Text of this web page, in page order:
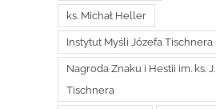
ks. Michał Heller
Instytut Myśli Józefa Tischnera
Nagroda Znaku i Hestii im. ks. J.
Tischnera